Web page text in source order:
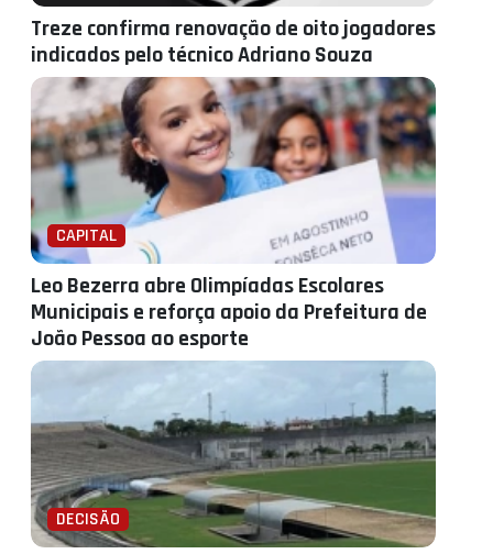
Treze confirma renovação de oito jogadores
indicados pelo técnico Adriano Souza
CAPITAL
Leo Bezerra abre Olimpíadas Escolares
Municipais e reforça apoio da Prefeitura de
João Pessoa ao esporte
DECISÃO